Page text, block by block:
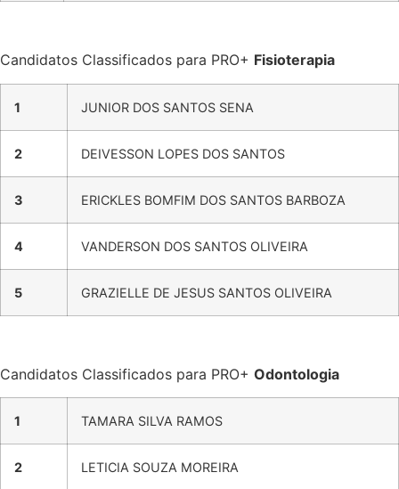
Candidatos Classificados para PRO+ Fisioterapia
1 JUNIOR DOS SANTOS SENA
2 DEIVESSON LOPES DOS SANTOS
3 ERICKLES BOMFIM DOS SANTOS BARBOZA
4 VANDERSON DOS SANTOS OLIVEIRA
5 GRAZIELLE DE JESUS SANTOS OLIVEIRA
Candidatos Classificados para PRO+ Odontologia
1 TAMARA SILVA RAMOS
2 LETICIA SOUZA MOREIRA